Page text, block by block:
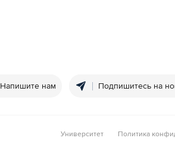
Напишите нам Подпишитесь на
Университет Политика